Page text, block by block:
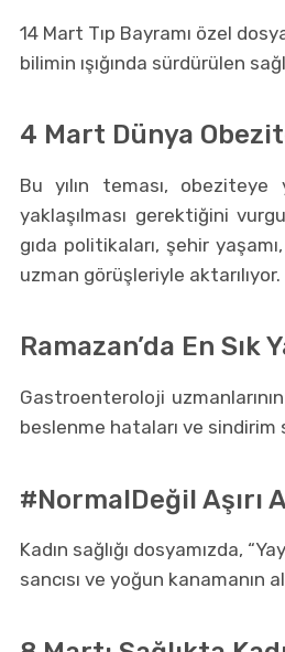
14 Mart Tıp Bayramı özel
bilimin ışığında sürdürülen
4 Mart Dünya
Bu yılın teması, obeziteye
yaklaşılması gerektiğini
gıda politikaları, şehir
uzman görüşleriyle aktarılıyor.
Ramazan’da En Sık
Gastroenteroloji
beslenme hataları ve sindirim
#NormalDeğil Aşırı
Kadın sağlığı dosyamızda,
sancısı ve yoğun kanamanın